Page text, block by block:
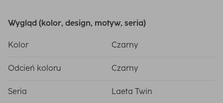
Wygląd (kolor, design, motyw, seria)
Kolor Czarny
Odcień koloru Czarny
Seria Laeta Twin